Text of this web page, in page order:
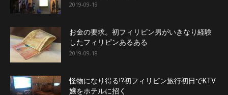
2019-09-19
お金の要求。初フィリピン男がいきなり経験
したフィリピンあるある
2019-09-18
怪物になり得る!?初フィリピン旅行初日でKTV
嬢をホテルに招く